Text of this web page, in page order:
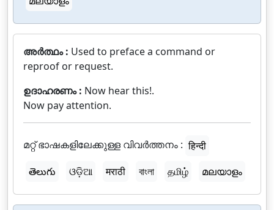
അർത്ഥം : Used to preface a command or
reproof or request.
ഉദാഹരണം : Now hear this!.
Now pay attention.
മറ്റ് ഭാഷകളിലേക്കുള്ള വിവർത്തനം : हिन्दी
తెలుగు
ଓଡ଼ିଆ मराठी বাংলা தமிழ் മലയാളം